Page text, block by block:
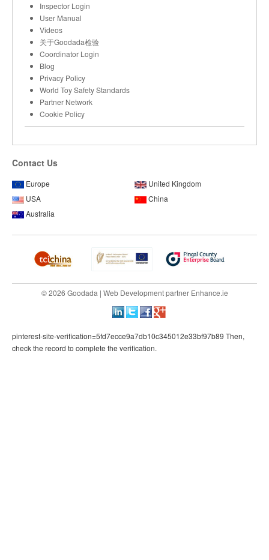
Inspector Login
User Manual
Videos
关于Goodada检验
Coordinator Login
Blog
Privacy Policy
World Toy Safety Standards
Partner Network
Cookie Policy
Contact Us
Europe
United Kingdom
USA
China
Australia
© 2026 Goodada | Web Developmentpartner Enhance.ie
pinterest-site-verification=5fd7ecce9a7db10c345012e33bf97b89 Then,
check the record to complete the verification.